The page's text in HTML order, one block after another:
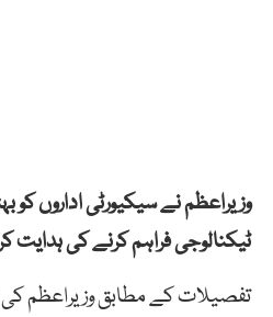
وزیراعظم نے سیکیورٹی اداروں کو
ٹیکنالوجی فراہم کرنے کی ہدایت
تفصیلات کے مطابق وزیراعظم